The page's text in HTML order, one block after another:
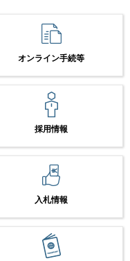
オンライン手続等
採用情報
入札情報